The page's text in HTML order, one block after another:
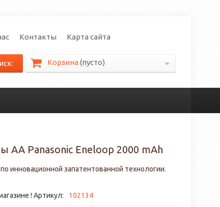
Корзина(пусто)
Контакты Карта сайта
АА Panasonic Eneloop 2000 mAh
инновационной запатентованной технологии.
! Артикул: 102134